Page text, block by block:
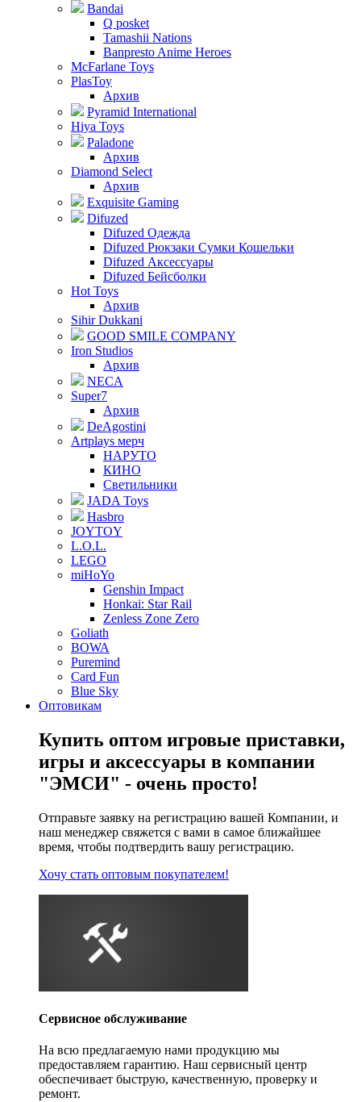
Bandai
Q posket
Tamashii Nations
Banpresto Anime Heroes
McFarlane Toys
PlasToy
Архив
Pyramid International
Hiya Toys
Paladone
Архив
Diamond Select
Архив
Exquisite Gaming
Difuzed
Difuzed Одежда
Difuzed Рюкзаки Сумки Кошельки
Difuzed Аксессуары
Difuzed Бейсболки
Hot Toys
Архив
Sihir Dukkani
GOOD SMILE COMPANY
Iron Studios
Архив
NECA
Super7
Архив
DeAgostini
Artplays мерч
НАРУТО
КИНО
Светильники
JADA Toys
Hasbro
JOYTOY
L.O.L.
LEGO
miHoYo
Genshin Impact
Honkai: Star Rail
Zenless Zone Zero
Goliath
BOWA
Puremind
Card Fun
Blue Sky
Оптовикам
Купить оптом игровые приставки,
игры и аксессуары в компании
"ЭМСИ" - очень просто!
Отправьте заявку на регистрацию вашей Компании, и
наш менеджер свяжется с вами в самое ближайшее
время, чтобы подтвердить вашу регистрацию.
Хочу стать оптовым покупателем!
Сервисное обслуживание
На всю предлагаемую нами продукцию мы
предоставляем гарантию. Наш сервисный центр
обеспечивает быструю, качественную, проверку и
ремонт.